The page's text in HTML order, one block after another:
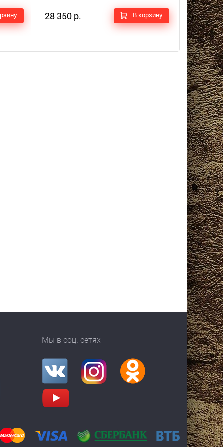
28 350 р. В корзину 23 800
Мы в соц. сетях